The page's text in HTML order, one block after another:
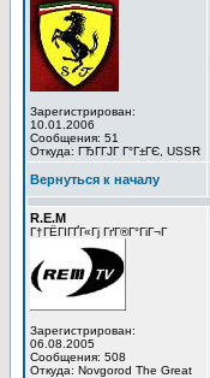
Зарегистрирован:
10.01.2006
Сообщения: 51
Откуда: ГЂГ­ГЈГ Г°Г±ГЄ, USSR
Вернуться к началу
R.E.M
Г†ГЁГІГҐГ«Гј ГґГ®Г°ГіГ¬Г
Зарегистрирован:
06.08.2005
Сообщения: 508
Откуда: Novgorod The Great